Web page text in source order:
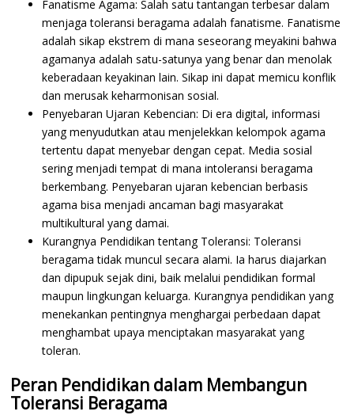
Fanatisme Agama: Salah satu tantangan terbesar dalam
menjaga toleransi beragama adalah fanatisme. Fanatisme
adalah sikap ekstrem di mana seseorang meyakini bahwa
agamanya adalah satu-satunya yang benar dan menolak
keberadaan keyakinan lain. Sikap ini dapat memicu konflik
dan merusak keharmonisan sosial.
Penyebaran Ujaran Kebencian: Di era digital, informasi
yang menyudutkan atau menjelekkan kelompok agama
tertentu dapat menyebar dengan cepat. Media sosial
sering menjadi tempat di mana intoleransi beragama
berkembang. Penyebaran ujaran kebencian berbasis
agama bisa menjadi ancaman bagi masyarakat
multikultural yang damai.
Kurangnya Pendidikan tentang Toleransi: Toleransi
beragama tidak muncul secara alami. Ia harus diajarkan
dan dipupuk sejak dini, baik melalui pendidikan formal
maupun lingkungan keluarga. Kurangnya pendidikan yang
menekankan pentingnya menghargai perbedaan dapat
menghambat upaya menciptakan masyarakat yang
toleran.
Peran Pendidikan dalam Membangun
Toleransi Beragama